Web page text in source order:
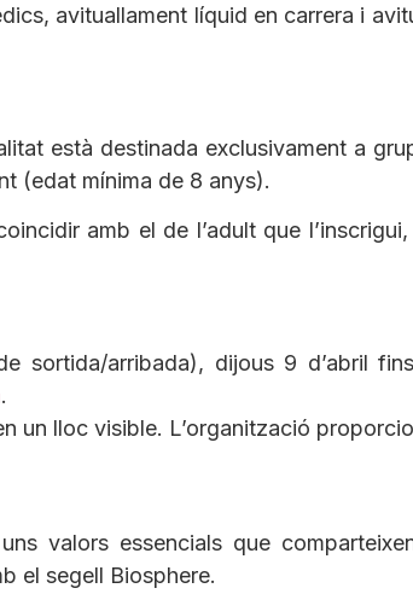
avituallament líquid en carrera i
està destinada exclusivament a
(edat mínima de 8 anys).
amb el de l’adult que
sortida/arribada), dijous 9 d’abril
.
un lloc visible. L’organització
valors essencials que
el segell Biosphere.